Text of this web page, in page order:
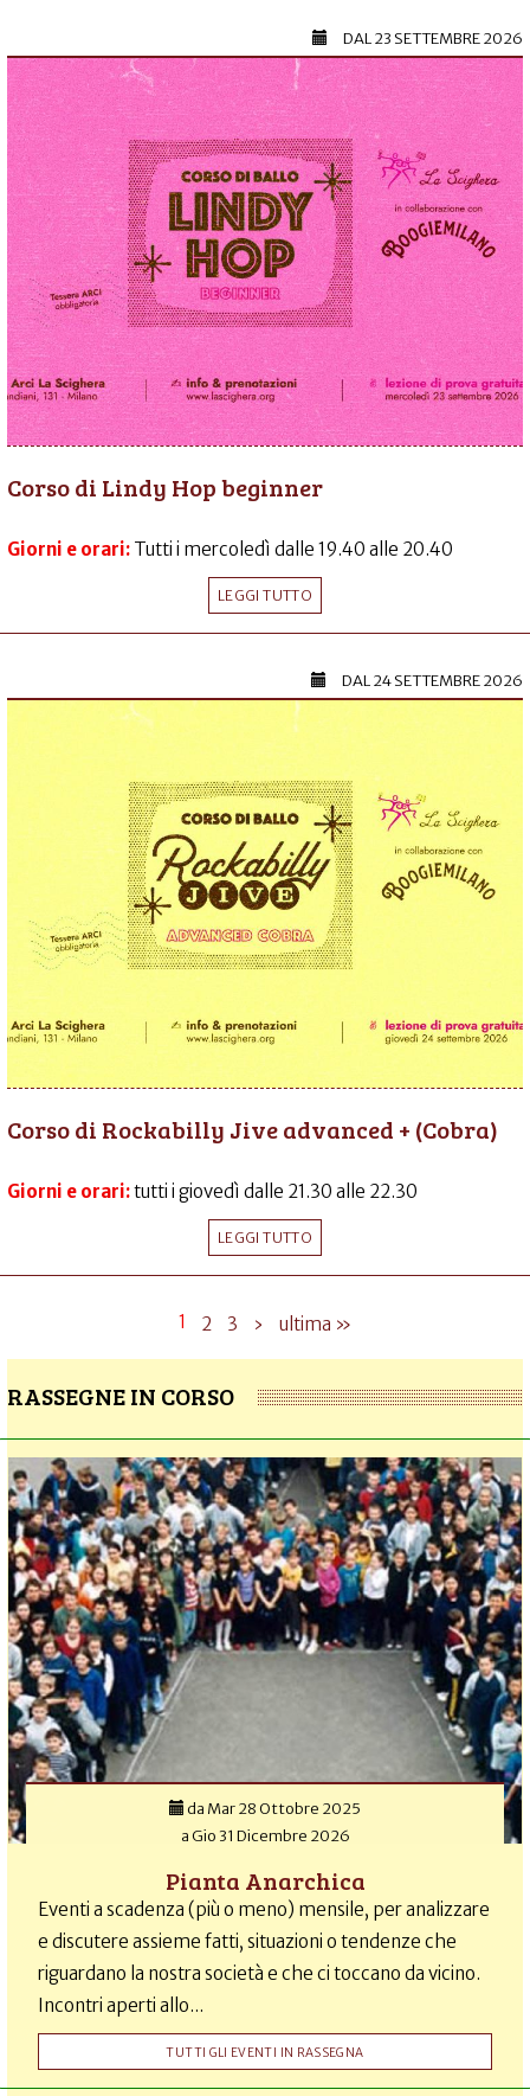
DAL23 SETTEMBRE 2026
Corso di Lindy Hop beginner
Giorni e orari: Tutti i mercoledì dalle 19.40 alle 20.40
LEGGI TUTTO
DAL24 SETTEMBRE 2026
Corso di Rockabilly Jive advanced + (Cobra)
Giorni e orari:tutti i giovedì dalle 21.30 alle 22.30
LEGGI TUTTO
1 2 3 › ultima »
RASSEGNE IN CORSO
da Mar 28 Ottobre 2025
aGio 31 Dicembre 2026
Pianta Anarchica
Eventi a scadenza (più o meno) mensile, per analizzare
e discutere assieme fatti, situazioni o tendenze che
riguardano la nostra società e che ci toccano da vicino.
Incontri aperti allo...
TUTTI GLI EVENTI IN RASSEGNA